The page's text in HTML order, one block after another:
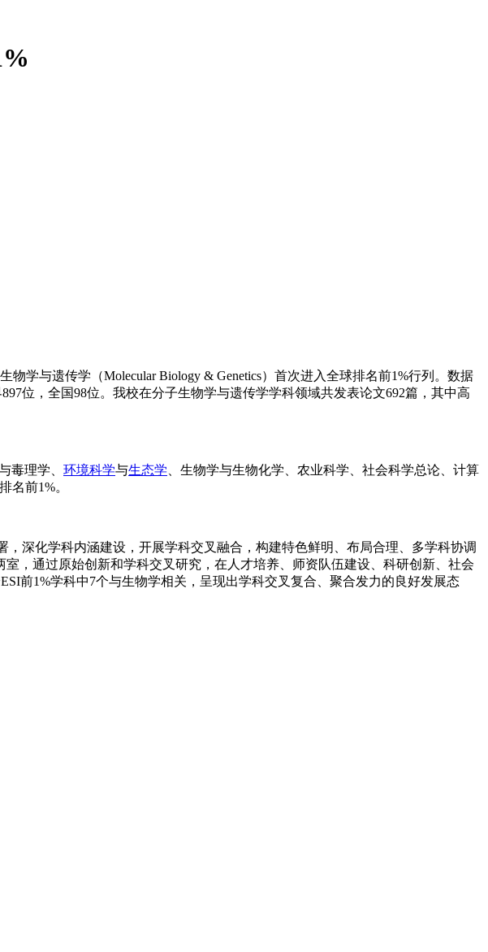
物学与遗传学（Molecular Biology & Genetics）首次进入全球排名前1%行列。数据
位，全国98位。我校在分子生物学与遗传学学科领域共发表论文692篇，其中高
毒理学、 环境科学与生态学 、生物学与生物化学、农业科学、社会科学总论、计算
名前1%。
深化学科内涵建设，开展学科交叉融合，构建特色鲜明、布局合理、多学科协调
，通过原始创新和学科交叉研究，在人才培养、师资队伍建设、科研创新、社会
前1%学科中7个与生物学相关，呈现出学科交叉复合、聚合发力的良好发展态